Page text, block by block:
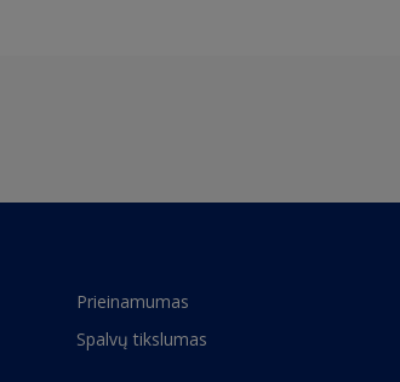
Prieinamumas
Spalvų tikslumas